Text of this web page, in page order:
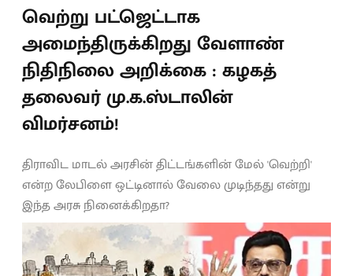
வெற்று பட்ஜெட்டாக
அமைந்திருக்கிறது வேளாண்
நிதிநிலை அறிக்கை : கழகத்
தலைவர் மு.க.ஸ்டாலின்
விமர்சனம்!
திராவிட மாடல் அரசின் திட்டங்களின் மேல் 'வெற்றி'
என்ற லேபிளை ஒட்டினால் வேலை முடிந்தது என்று
இந்த அரசு நினைக்கிறதா?